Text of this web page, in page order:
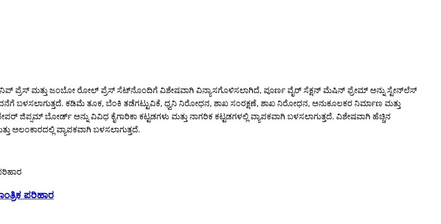
ಮತ್ತು ಜಂಬೋ ರೋಲ್ ಪ್ರೆಸ್ ಸೆಟ್‌ನೊಂದಿಗೆ ವಿಶೇಷವಾಗಿ ವಿನ್ಯಾಸಗೊಳಿಸಲಾಗಿದೆ, ಪೂರ್ಣ ವೈರ್ ಸೆಕ್ಷನ್ ಮೆಷಿನ್ ಫ್ರೇಮ್ ಅನ್ನು ಸ್ಟೇನ್‌ಲೆಸ್
ಬಳಸಲಾಗುತ್ತದೆ. ಕಡಿಮೆ ತೂಕ, ಬೆಂಕಿ ತಡೆಗಟ್ಟುವಿಕೆ, ಧ್ವನಿ ನಿರೋಧನ, ಶಾಖ ಸಂರಕ್ಷಣೆ, ಶಾಖ ನಿರೋಧನ, ಅನುಕೂಲಕರ ನಿರ್ಮಾಣ ಮತ್ತು
ಬೋರ್ಡ್ ಅನ್ನು ವಿವಿಧ ಕೈಗಾರಿಕಾ ಕಟ್ಟಡಗಳು ಮತ್ತು ನಾಗರಿಕ ಕಟ್ಟಡಗಳಲ್ಲಿ ವ್ಯಾಪಕವಾಗಿ ಬಳಸಲಾಗುತ್ತದೆ. ವಿಶೇಷವಾಗಿ ಹೆಚ್ಚಿನ
ವ್ಯಾಪಕವಾಗಿ ಬಳಸಲಾಗುತ್ತದೆ.
ಪರಿಹಾರ